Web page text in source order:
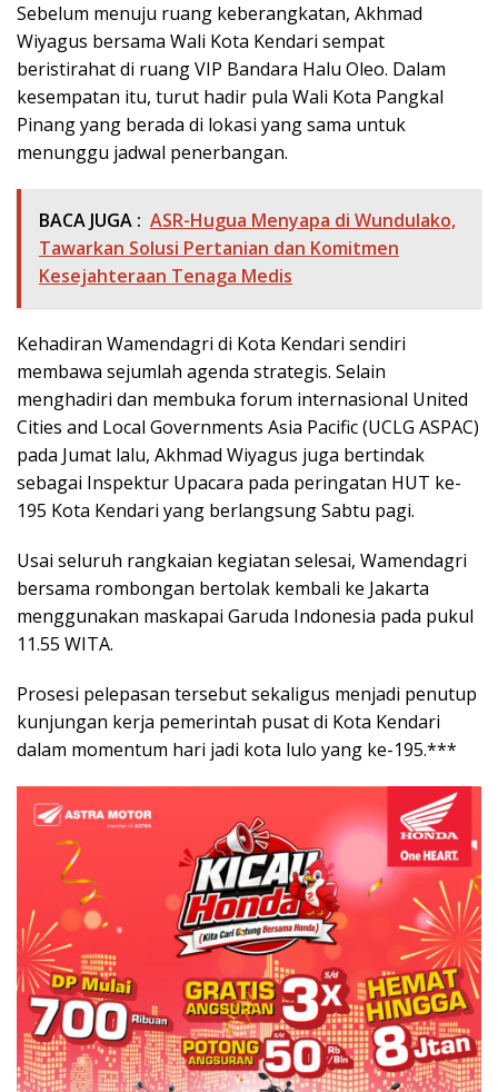
Sebelum menuju ruang keberangkatan, Akhmad
Wiyagus bersama Wali Kota Kendari sempat
beristirahat di ruang VIP Bandara Halu Oleo. Dalam
kesempatan itu, turut hadir pula Wali Kota Pangkal
Pinang yang berada di lokasi yang sama untuk
menunggu jadwal penerbangan.
BACA JUGA : ASR-Hugua Menyapa di Wundulako,
Tawarkan Solusi Pertanian dan Komitmen
Kesejahteraan Tenaga Medis
Kehadiran Wamendagri di Kota Kendari sendiri
membawa sejumlah agenda strategis. Selain
menghadiri dan membuka forum internasional United
Cities and Local Governments Asia Pacific (UCLG ASPAC)
pada Jumat lalu, Akhmad Wiyagus juga bertindak
sebagai Inspektur Upacara pada peringatan HUT ke-
195 Kota Kendari yang berlangsung Sabtu pagi.
Usai seluruh rangkaian kegiatan selesai, Wamendagri
bersama rombongan bertolak kembali ke Jakarta
menggunakan maskapai Garuda Indonesia pada pukul
11.55 WITA.
Prosesi pelepasan tersebut sekaligus menjadi penutup
kunjungan kerja pemerintah pusat di Kota Kendari
dalam momentum hari jadi kota lulo yang ke-195.***